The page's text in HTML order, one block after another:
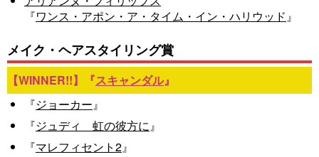
『ワンス・アポン・ア・タイム・イン・ハリウッド』
メイク・ヘアスタイリング賞
『スキャンダル』
『ジョーカー』
『ジュディ 虹の彼方に』
『マレフィセント2』